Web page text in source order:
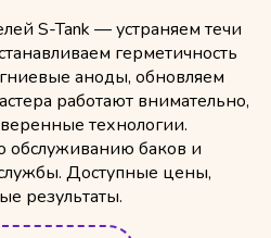
S-Tank — устраняем течи
герметичность
аноды, обновляем
работают внимательно,
технологии.
обслуживанию баков и
Доступные цены,
результаты.